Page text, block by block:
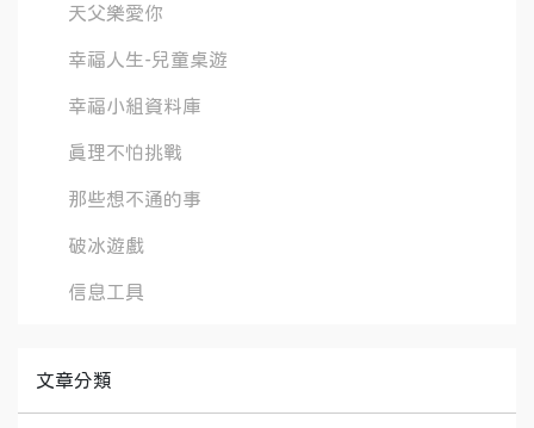
天父樂愛你
幸福人生-兒童桌遊
幸福小組資料庫
真理不怕挑戰
那些想不通的事
破冰遊戲
信息工具
文章分類